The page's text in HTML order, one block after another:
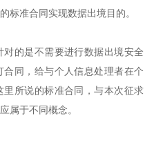
标准合同实现数据出境目的。
的是不需要进行数据出境安全
同，给与个人信息处理者在个
里所说的标准合同，与本次征求
属于不同概念。